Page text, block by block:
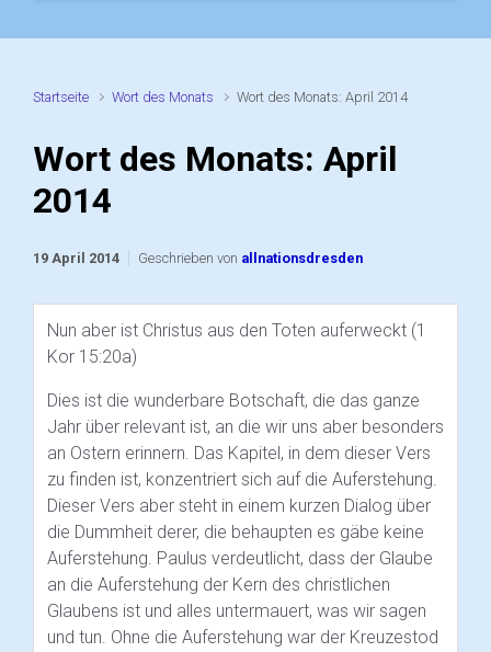
Startseite Wort des Monats Wort des Monats: April 2014
Wort des Monats: April
2014
19 April 2014 Geschrieben von allnationsdresden
Nun aber ist Christus aus den Toten auferweckt (1
Kor 15:20a)
Dies ist die wunderbare Botschaft, die das ganze
Jahr über relevant ist, an die wir uns aber besonders
an Ostern erinnern. Das Kapitel, in dem dieser Vers
zu finden ist, konzentriert sich auf die Auferstehung.
Dieser Vers aber steht in einem kurzen Dialog über
die Dummheit derer, die behaupten es gäbe keine
Auferstehung. Paulus verdeutlicht, dass der Glaube
an die Auferstehung der Kern des christlichen
Glaubens ist und alles untermauert, was wir sagen
und tun. Ohne die Auferstehung war der Kreuzestod